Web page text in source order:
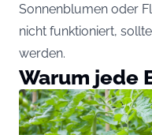
Sonnenblumen oder
nicht funktioniert,
werden.
Warum jede